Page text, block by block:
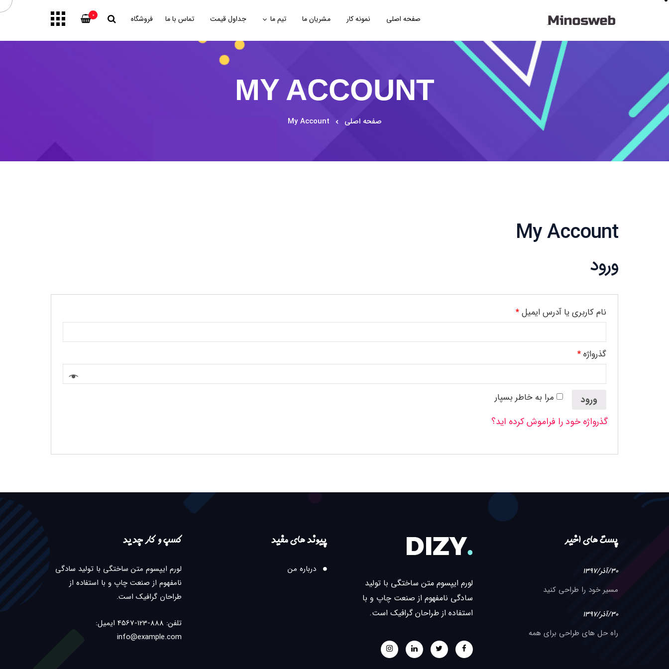
0 صفحه اصلی نمونه کار مشریان ما تیم ما جداول قیمت تماس با ما فروشگاه
MY ACCOUNT
صفحه اصلی My Account
My Account
ورود
نام کاربری یا آدرس ایمیل*
گذرواژه*
مرا به خاطر بسپار
ورود
گذرواژه خود را فراموش کرده اید؟
پست های اخیر
30/آذر/1397
مسیر خود را طراحی کنید
30/آذر/1397
راه حل های طراحی برای همه
لورم ایپسوم متن ساختگی با تولید
سادگی نامفهوم از صنعت چاپ و با
استفاده از طراحان گرافیک است.
پیوند های مفید
درباره من
کسب و کار جدید
لورم ایپسوم متن ساختگی با تولید سادگی
نامفهوم از صنعت چاپ و با استفاده از
طراحان گرافیک است.
تلفن: 888-123-4567 ایمیل:
info@example.com